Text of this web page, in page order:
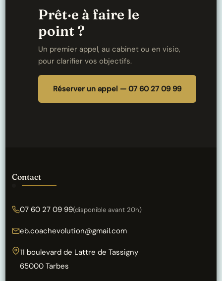
Prêt·e à faire le
point ?
Un premier appel, au cabinet ou en visio,
pour clarifier vos objectifs.
Réserver un appel — 07 60 27 09 99
Contact
07 60 27 09 99(disponible avant 20h)
eb.coachevolution@gmail.com
11 boulevard de Lattre de Tassigny
65000 Tarbes